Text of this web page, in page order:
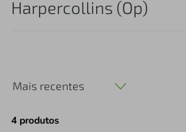
Harpercollins (Op)
Mais recentes
4 produtos
perfume
4º air fryer